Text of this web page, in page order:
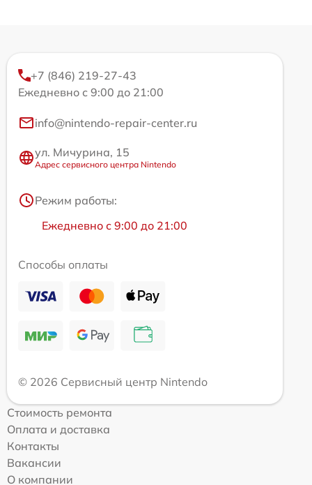
+7 (846) 219-27-43
Ежедневно с 9:00 до 21:00
info@nintendo-repair-center.ru
ул. Мичурина, 15
Адрес сервисного центра Nintendo
Режим работы:
Ежедневно с 9:00 до 21:00
Способы оплаты
© 2026 Сервисный центр Nintendo
Стоимость ремонта
Оплата и доставка
Контакты
Вакансии
О компании